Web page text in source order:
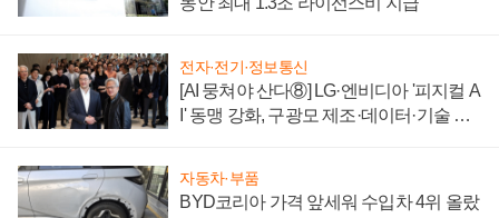
전자·전기·정보통신
[AI 뭉쳐야 산다⑧] LG·엔비디아 '피지컬 A
I' 동맹 강화, 구광모 제조·데이터·기술 결
자동차·부품
BYD코리아 가격 앞세워 수입차 4위 올랐